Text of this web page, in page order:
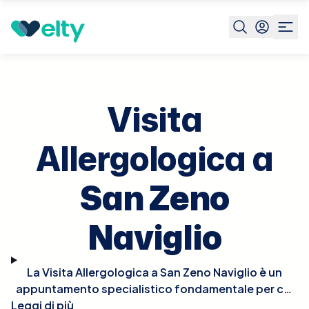
Prenota visita San Zeno Naviglio
Visita
Allergologica a
San Zeno
Naviglio
La Visita Allergologica a San Zeno Naviglio è un
appuntamento specialistico fondamentale per chi
soffre di reazioni allergiche o sospetta di avere
Leggi di più